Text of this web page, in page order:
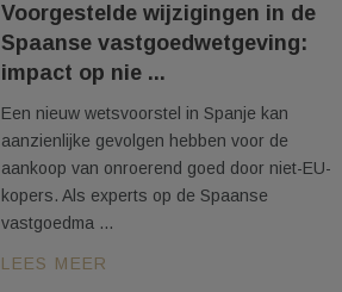
Voorgestelde wijzigingen in de
Spaanse vastgoedwetgeving:
impact op nie ...
Een nieuw wetsvoorstel in Spanje kan
aanzienlijke gevolgen hebben voor de
aankoop van onroerend goed door niet-EU-
kopers. Als experts op de Spaanse
vastgoedma ...
LEES MEER